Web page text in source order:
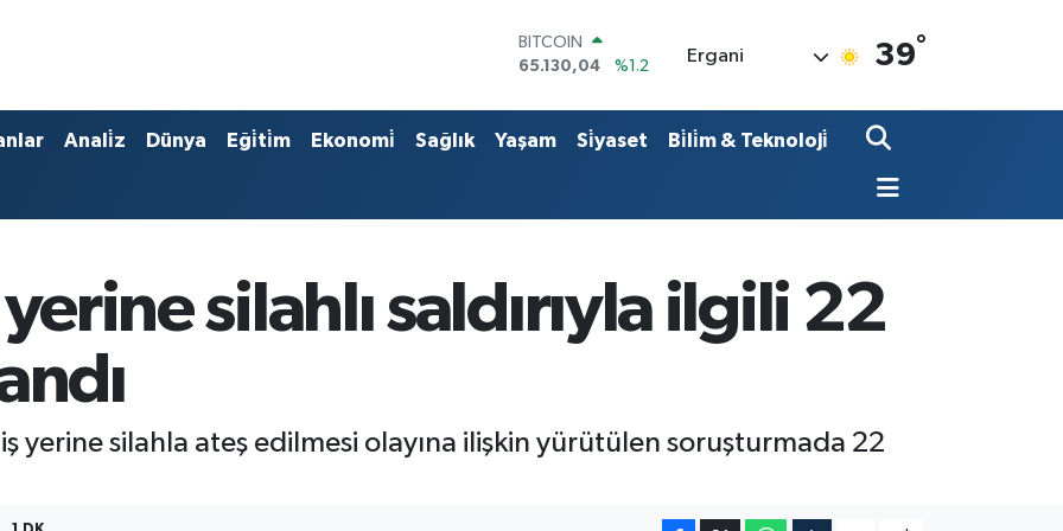
BITCOIN
65.130,04
%1.2
47,7106
%0.17
EURO
13.773
%-19
Ergani 39°
Anali̇z Dünya Eği̇ti̇m Ekonomi̇ Sağlık Yaşam Si̇yaset Bi̇li̇m & Teknoloji̇
silahlı saldırıyla ilgili 22
yerine silahla ateş edilmesi olayına ilişkin yürütülen soruşturmada 22